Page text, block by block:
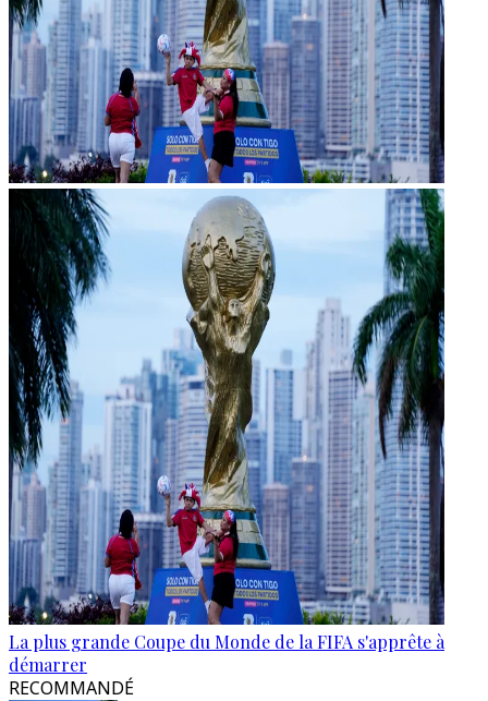
La plus grande Coupe du Monde de la FIFA s'apprête à
démarrer
RECOMMANDÉ